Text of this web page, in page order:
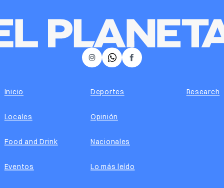
𝕏 Facebook
Instagram
Inicio
Locales
Food and Drink
Eventos
Deportes
Opinión
Nacionales
Lo más leído
Research